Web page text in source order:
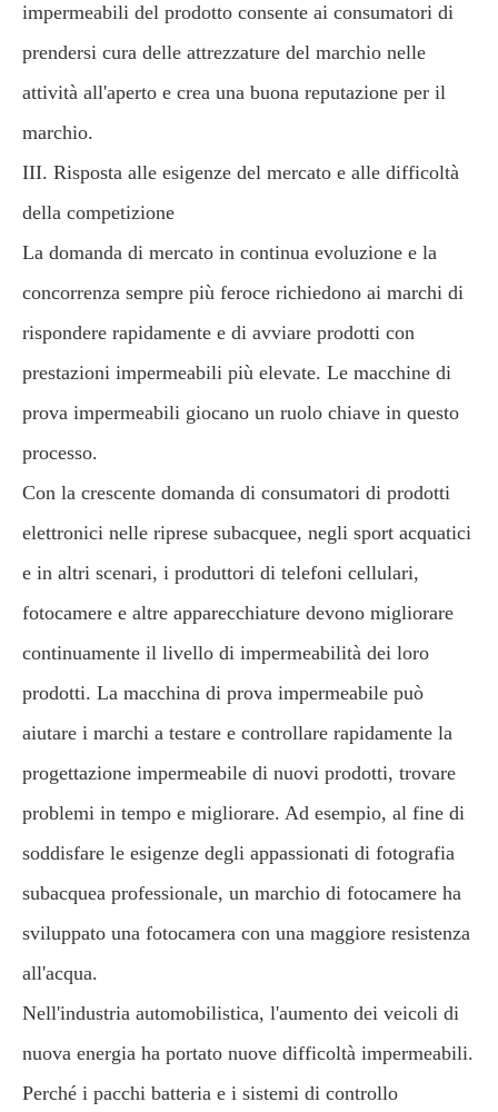
impermeabili del prodotto consente ai consumatori di
prendersi cura delle attrezzature del marchio nelle
attività all'aperto e crea una buona reputazione per il
marchio.
III. Risposta alle esigenze del mercato e alle difficoltà
della competizione
La domanda di mercato in continua evoluzione e la
concorrenza sempre più feroce richiedono ai marchi di
rispondere rapidamente e di avviare prodotti con
prestazioni impermeabili più elevate. Le macchine di
prova impermeabili giocano un ruolo chiave in questo
processo.
Con la crescente domanda di consumatori di prodotti
elettronici nelle riprese subacquee, negli sport acquatici
e in altri scenari, i produttori di telefoni cellulari,
fotocamere e altre apparecchiature devono migliorare
continuamente il livello di impermeabilità dei loro
prodotti. La macchina di prova impermeabile può
aiutare i marchi a testare e controllare rapidamente la
progettazione impermeabile di nuovi prodotti, trovare
problemi in tempo e migliorare. Ad esempio, al fine di
soddisfare le esigenze degli appassionati di fotografia
subacquea professionale, un marchio di fotocamere ha
sviluppato una fotocamera con una maggiore resistenza
all'acqua.
Nell'industria automobilistica, l'aumento dei veicoli di
nuova energia ha portato nuove difficoltà impermeabili.
Perché i pacchi batteria e i sistemi di controllo